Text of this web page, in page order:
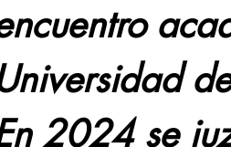
2024 se